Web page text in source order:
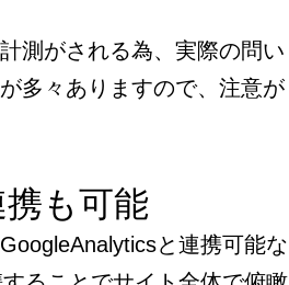
測がされる為、実際の問い
多々ありますので、注意が
も可能
と連携可能な